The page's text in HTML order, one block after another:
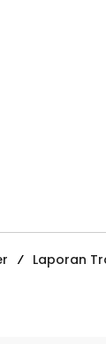
Laporan